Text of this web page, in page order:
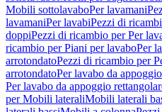
Mobili sottolavaboPer lavamani
lavamaniPer lavabiPezzi di
doppiPezzi di ricambio per Per
ricambio per Piani per lavaboPer
arrotondatoPezzi di ricambio per
arrotondatoPer lavabo da
Per lavabo da appoggio
per Mobili lateraliMobili laterali